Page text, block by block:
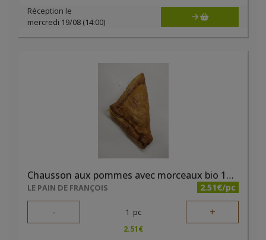
Réception le
mercredi 19/08 (14:00)
Chausson aux pommes avec morceaux bio 150g
LE PAIN DE FRANÇOIS 2.51€/pc
- 1 pc +
2.51€